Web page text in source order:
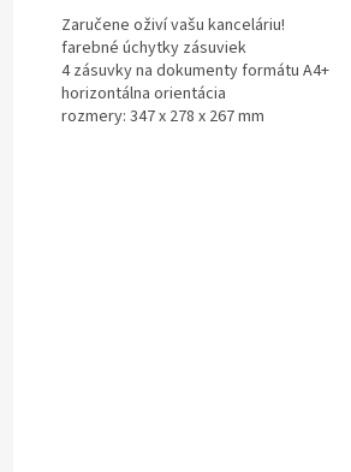
Zaručene oživí vašu kanceláriu!
farebné úchytky zásuviek
4 zásuvky na dokumenty formátu A4+
horizontálna orientácia
rozmery: 347 x 278 x 267 mm